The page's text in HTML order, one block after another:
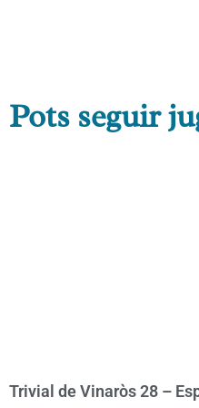
Pots seguir
Trivial de Vinaròs 28 –